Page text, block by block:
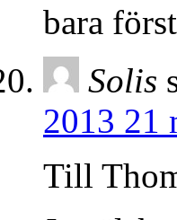
bara
Solis
2013 21
Till